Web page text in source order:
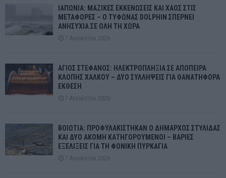
ΙΑΠΩΝΙΑ: ΜΑΖΙΚΕΣ ΕΚΚΕΝΩΣΕΙΣ ΚΑΙ ΧΑΟΣ ΣΤΙΣ
ΜΕΤΑΦΟΡΕΣ – Ο ΤΥΦΩΝΑΣ DOLPHIN ΣΠΕΡΝΕΙ
ΑΝΗΣΥΧΙΑ ΣΕ ΟΛΗ ΤΗ ΧΩΡΑ
7 Αυγούστου 2026
ΑΓΙΟΣ ΣΤΕΦΑΝΟΣ: ΗΛΕΚΤΡΟΠΛΗΞΙΑ ΣΕ ΑΠΟΠΕΙΡΑ
ΚΛΟΠΗΣ ΧΑΛΚΟΥ – ΔΥΟ ΣΥΛΛΗΨΕΙΣ ΓΙΑ ΘΑΝΑΤΗΦΟΡΑ
ΕΚΘΕΣΗ
7 Αυγούστου 2026
ΒΟΙΩΤΙΑ: ΠΡΟΦΥΛΑΚΙΣΤΗΚΑΝ Ο ΔΗΜΑΡΧΟΣ ΣΤΥΛΙΔΑΣ
ΚΑΙ ΔΥΟ ΑΚΟΜΗ ΚΑΤΗΓΟΡΟΥΜΕΝΟΙ – ΒΑΡΙΕΣ
ΕΞΕΛΙΞΕΙΣ ΓΙΑ ΤΗ ΦΟΝΙΚΗ ΠΥΡΚΑΓΙΑ
7 Αυγούστου 2026